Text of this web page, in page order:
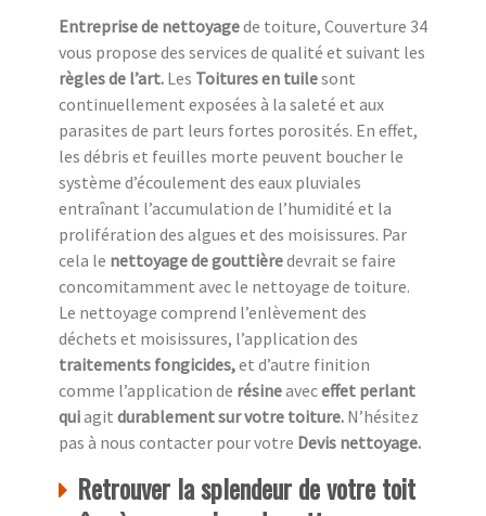
Entreprise de nettoyagede toiture, Couverture 34
vous propose des services de qualité et suivant les
règles de l’art. Les Toitures en tuilesont
continuellement exposées à la saleté et aux
parasites de part leurs fortes porosités. En effet,
les débris et feuilles morte peuvent boucher le
système d’écoulement des eaux pluviales
entraînant l’accumulation de l’humidité et la
prolifération des algues et des moisissures. Par
cela le nettoyage de gouttièredevrait se faire
concomitamment avec le nettoyage de toiture.
Le nettoyage comprend l’enlèvement des
déchets et moisissures, l’application des
traitements fongicides,et d’autre finition
comme l’application de résineaveceffet perlant
quiagit durablement sur votre toiture. N’hésitez
pas à nous contacter pour votre Devis nettoyage.
Retrouver la splendeur de votre toit